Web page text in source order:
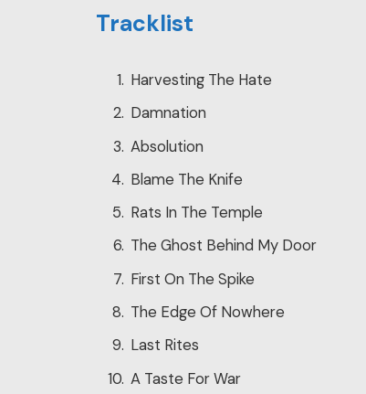
Tracklist
Harvesting The Hate
Damnation
Absolution
Blame The Knife
Rats In The Temple
The Ghost Behind My Door
First On The Spike
The Edge Of Nowhere
Last Rites
A Taste For War